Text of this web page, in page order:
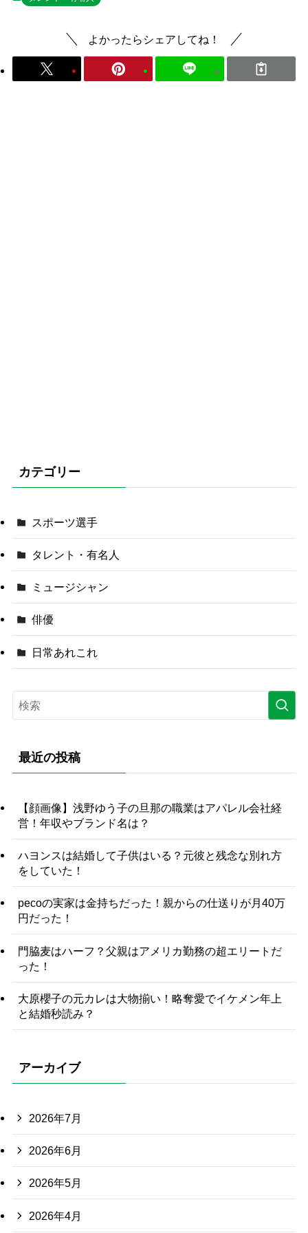
よかったらシェアしてね！
カテゴリー
スポーツ選手
タレント・有名人
ミュージシャン
俳優
日常あれこれ
最近の投稿
【顔画像】浅野ゆう子の旦那の職業はアパレル会社経
営！年収やブランド名は？
ハヨンスは結婚して子供はいる？元彼と残念な別れ方
をしていた！
pecoの実家は金持ちだった！親からの仕送りが月40万
円だった！
門脇麦はハーフ？父親はアメリカ勤務の超エリートだ
った！
大原櫻子の元カレは大物揃い！略奪愛でイケメン年上
と結婚秒読み？
アーカイブ
2026年7月
2026年6月
2026年5月
2026年4月